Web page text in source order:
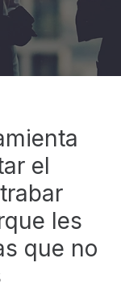
el
les
que no